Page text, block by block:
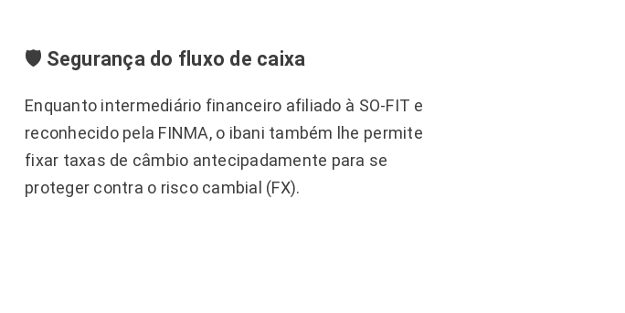
🛡️ Segurança do fluxo de caixa
Enquanto intermediário financeiro afiliado à SO-FIT e
reconhecido pela FINMA, o ibani também lhe permite
fixar taxas de câmbio antecipadamente para se
proteger contra o risco cambial (FX).